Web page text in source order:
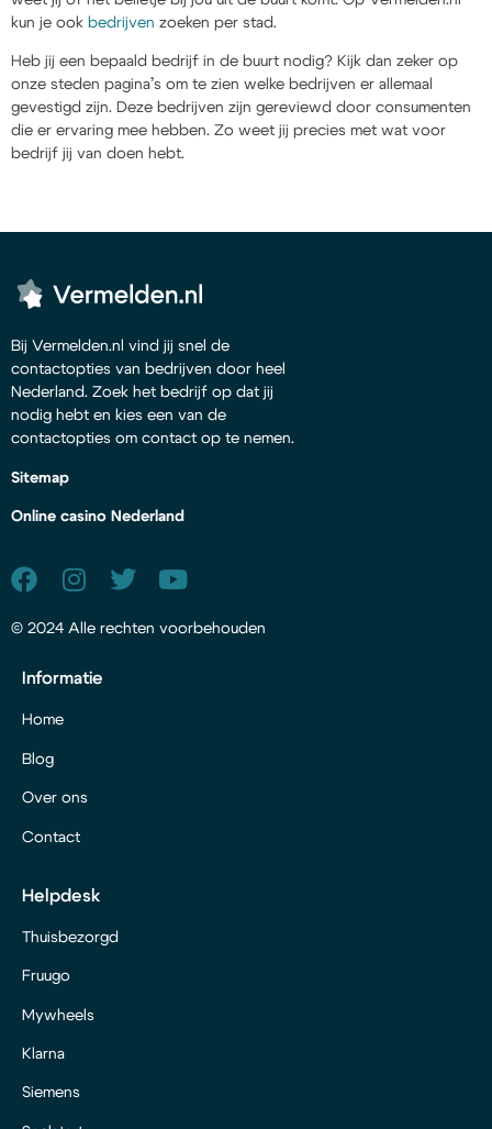
kun je ook bedrijven zoeken per stad.
Heb jij een bepaald bedrijf in de buurt nodig? Kijk dan zeker op
onze steden pagina’s om te zien welke bedrijven er allemaal
gevestigd zijn. Deze bedrijven zijn gereviewd door consumenten
die er ervaring mee hebben. Zo weet jij precies met wat voor
bedrijf jij van doen hebt.
Bij Vermelden.nl vind jij snel de
contactopties van bedrijven door heel
Nederland. Zoek het bedrijf op dat jij
nodig hebt en kies een van de
contactopties om contact op te nemen.
Sitemap
Online casino Nederland
© 2024 Alle rechten voorbehouden
Informatie
Home
Blog
Over ons
Contact
Helpdesk
Thuisbezorgd
Fruugo
Mywheels
Klarna
Siemens